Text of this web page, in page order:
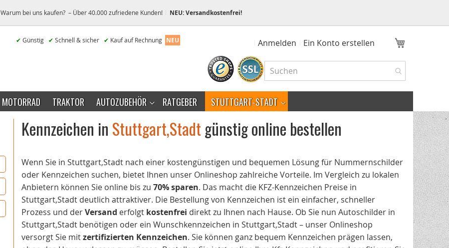
Warum bei uns kaufen? – Über 40.000 zufriedene Kunden! NEU: Versandkostenfrei!
✔ Günstig ✔ Schnell & sicher ✔ Kauf auf Rechnung NEU Anmelden Ein Konto erstellen
MOTORRAD TRAKTOR AUTOZUBEHÖR RATGEBER STUTTGART-STADT
Kennzeichen inStuttgart,Stadtgünstig online bestellen
Wenn Sie in Stuttgart,Stadt nach einer kostengünstigen und bequemen Lösung für Nummernschilder
oder Kennzeichen suchen, bietet Ihnen unser Onlineshop zahlreiche Vorteile. Im Vergleich zu lokalen
Anbietern können Sie online bis zu 70% sparen. Das macht die KFZ-Kennzeichen Preise in
Stuttgart,Stadt deutlich attraktiver. Die Bestellung von Kennzeichen ist ein einfacher, schneller
Prozess und derVersand erfolgt kostenfrei direkt zu Ihnen nach Hause. Ob Sie nun Autoschilder in
Stuttgart,Stadt benötigen oder ein Wunschkennzeichen in Stuttgart,Stadt – unser Onlineshop
versorgt Sie mitzertifizierten Kennzeichen. Sie können ganz bequem Kennzeichen prägen lassen,